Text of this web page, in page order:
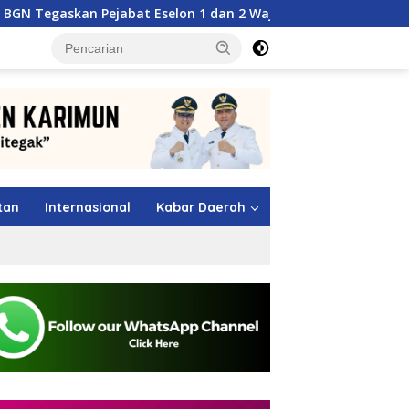
Eselon 1 dan 2 Wajib Berkarya di Daerah, Bukan
Internasional Kabar Daerah